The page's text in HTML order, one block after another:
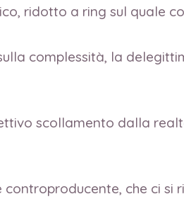
ridotto a ring sul quale
complessità, la
scollamento dalla
controproducente, che ci